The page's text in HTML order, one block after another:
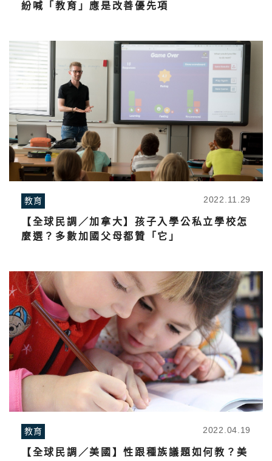
紛喊「教育」應是改善優先項
教育 2022.11.29
【全球民調／加拿大】孩子入學公私立學校怎
麼選？多數加國父母都贊「它」
教育 2022.04.19
【全球民調／美國】性跟種族議題如何教？美